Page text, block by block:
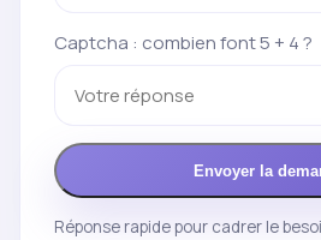
Captcha : combien font 5 + 4 ?
Envoyer la
Réponse rapide pour cadrer le